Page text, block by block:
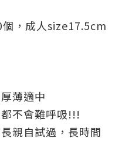
，成人size17.5cm
薄適中
不會難呼吸!!!
親自試過，長時間